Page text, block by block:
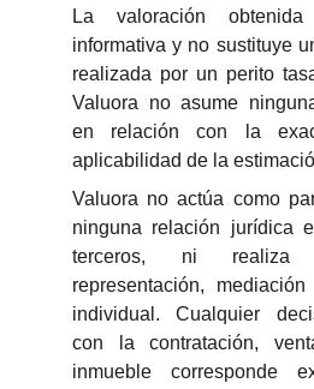
La valoración
informativa y no sustituye
realizada por un perito
Valuora no asume
en relación con la
aplicabilidad de la
Valuora no actúa como
ninguna relación jurídica
terceros, ni realiza
representación,
individual. Cualquier
con la contratación,
inmueble corresponde